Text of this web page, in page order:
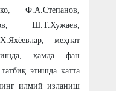
Ф.А.Степанов,
Ш.Т.Хужаев,
меҳнат
ҳамда фан
этишда катта
илмий изланиш